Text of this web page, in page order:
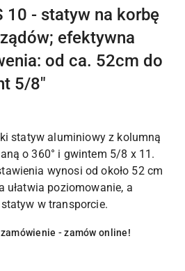
10 - statyw na korbę
efektywna
od ca. 52cm do
5/8"
statyw aluminiowy z kolumną
o 360° i gwintem 5/8 x 11.
wynosi od około 52 cm
ułatwia poziomowanie, a
w transporcie.
- zamów online!